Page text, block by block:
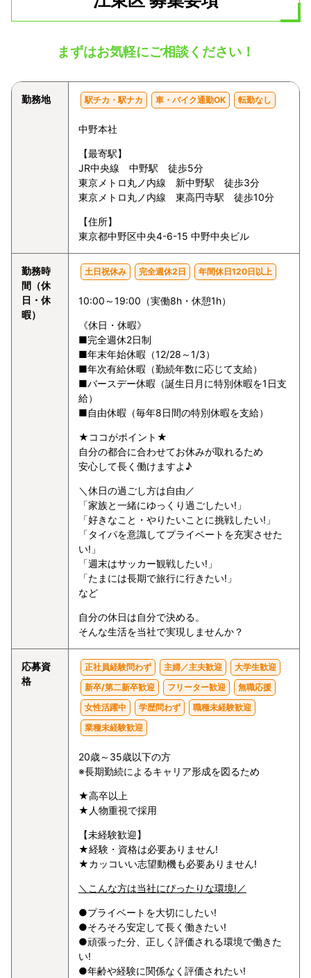
まずはお気軽にご相談ください！
勤務地 駅チカ・駅ナカ 車・バイク通勤OK 転勤なし
中野本社
【最寄駅】
JR中央線 中野駅 徒歩5分
東京メトロ丸ノ内線 新中野駅 徒歩3分
東京メトロ丸ノ内線 東高円寺駅 徒歩10分
【住所】
東京都中野区中央4-6-15 中野中央ビル
勤務時
間（休
日・休
暇）
土日祝休み 完全週休2日 年間休日120日以上
10:00～19:00（実働8h・休憩1h）
《休日・休暇》
■完全週休2日制
■年末年始休暇（12/28～1/3）
■年次有給休暇（勤続年数に応じて支給）
■バースデー休暇（誕生日月に特別休暇を1日支
給）
■自由休暇（毎年8日間の特別休暇を支給）
★ココがポイント★
自分の都合に合わせてお休みが取れるため
安心して長く働けますよ♪
＼休日の過ごし方は自由／
「家族と一緒にゆっくり過ごしたい!」
「好きなこと・やりたいことに挑戦したい!」
「タイパを意識してプライベートを充実させた
い!」
「週末はサッカー観戦したい!」
「たまには長期で旅行に行きたい!」
など
自分の休日は自分で決める。
そんな生活を当社で実現しませんか？
応募資
格
正社員経験問わず 主婦／主夫歓迎
大学生歓迎
新卒/第二新卒歓迎
フリーター歓迎
無職応援
女性活躍中
学歴問わず
職種未経験歓迎
業種未経験歓迎
20歳～35歳以下の方
※長期勤続によるキャリア形成を図るため
★高卒以上
★人物重視で採用
【未経験歓迎】
★経験・資格は必要ありません!
★カッコいい志望動機も必要ありません!
＼こんな方は当社にぴったりな環境!／
●プライベートを大切にしたい!
●そろそろ安定して長く働きたい!
●頑張った分、正しく評価される環境で働きた
い!
●年齢や経験に関係なく評価されたい!